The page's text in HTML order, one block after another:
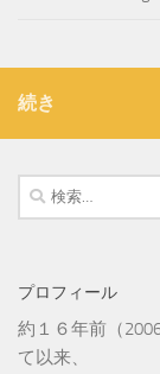
続き
検
索:
プロフィール
約１６年前（
て以来、